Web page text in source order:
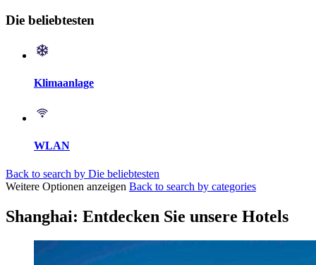
Die beliebtesten
Klimaanlage
WLAN
Back to search by Die beliebtesten
Weitere Optionen anzeigen Back to search by categories
Shanghai: Entdecken Sie unsere Hotels